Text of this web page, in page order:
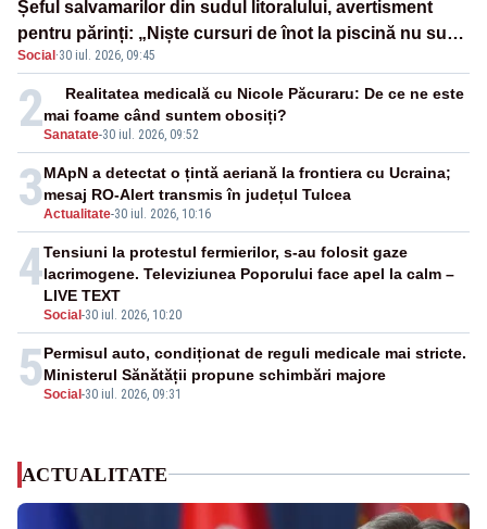
Șeful salvamarilor din sudul litoralului, avertisment
pentru părinți: „Niște cursuri de înot la piscină nu sunt
suficiente”
Social·30 iul. 2026, 09:45
2Sanatate-30 iul. 2026, 09:52
Realitatea medicală cu Nicole Păcuraru: De ce ne este
mai foame când suntem obosiți?
3Actualitate-30 iul. 2026, 10:16
MApN a detectat o țintă aeriană la frontiera cu Ucraina;
mesaj RO-Alert transmis în județul Tulcea
4
Social-30 iul. 2026, 10:20
Tensiuni la protestul fermierilor, s-au folosit gaze
lacrimogene. Televiziunea Poporului face apel la calm –
LIVE TEXT
5Social-30 iul. 2026, 09:31
Permisul auto, condiționat de reguli medicale mai stricte.
Ministerul Sănătății propune schimbări majore
ACTUALITATE